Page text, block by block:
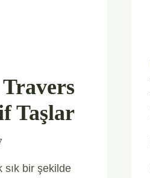
Taşlar
sık bir şekilde